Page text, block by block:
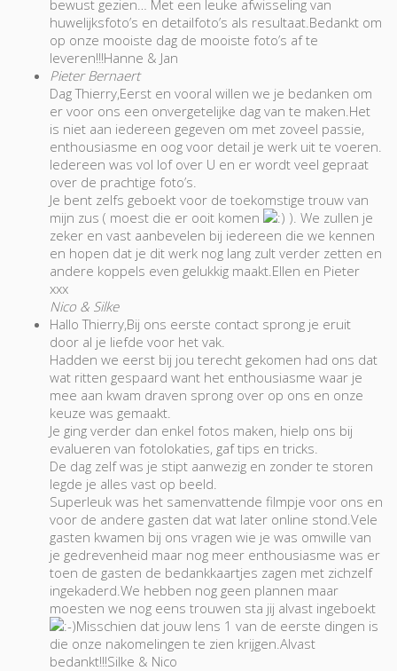
bewust gezien… Met een leuke afwisseling van
huwelijksfoto’s en detailfoto’s als resultaat.Bedankt om
op onze mooiste dag de mooiste foto’s af te
leveren!!!Hanne & Jan
Pieter Bernaert
Dag Thierry,Eerst en vooral willen we je bedanken om
er voor ons een onvergetelijke dag van te maken.Het
is niet aan iedereen gegeven om met zoveel passie,
enthousiasme en oog voor detail je werk uit te voeren.
Iedereen was vol lof over U en er wordt veel gepraat
over de prachtige foto’s.
Je bent zelfs geboekt voor de toekomstige trouw van
mijn zus ( moest die er ooit komen
). We zullen je
zeker en vast aanbevelen bij iedereen die we kennen
en hopen dat je dit werk nog lang zult verder zetten en
andere koppels even gelukkig maakt.Ellen en Pieter
xxx
Nico & Silke
Hallo Thierry,Bij ons eerste contact sprong je eruit
door al je liefde voor het vak.
Hadden we eerst bij jou terecht gekomen had ons dat
wat ritten gespaard want het enthousiasme waar je
mee aan kwam draven sprong over op ons en onze
keuze was gemaakt.
Je ging verder dan enkel fotos maken, hielp ons bij
evalueren van fotolokaties, gaf tips en tricks.
De dag zelf was je stipt aanwezig en zonder te storen
legde je alles vast op beeld.
Superleuk was het samenvattende filmpje voor ons en
voor de andere gasten dat wat later online stond.Vele
gasten kwamen bij ons vragen wie je was omwille van
je gedrevenheid maar nog meer enthousiasme was er
toen de gasten de bedankkaartjes zagen met zichzelf
ingekaderd.We hebben nog geen plannen maar
moesten we nog eens trouwen sta jij alvast ingeboekt
Misschien dat jouw lens 1 van de eerste dingen is
die onze nakomelingen te zien krijgen.Alvast
bedankt!!!Silke & Nico